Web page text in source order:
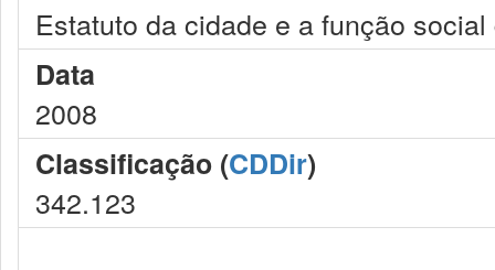
Estatuto da cidade e a função
Data
2008
Classificação (CDDir)
342.123